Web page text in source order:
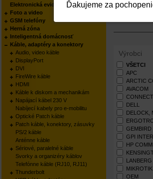
Výrobci
VŠETCI
APC
ARCTIC
AVACOM
DELL
DELOCK,
GEMBIRD
GPI
HP
LANBERG
MIKROTIK
OEM
Elektronická evidencia tržieb
Foto a video
GSM telefóny
Herná zóna
Inteligentná domácnosť
Káble, adaptéry a konektory
Audio, video káble
DisplayPort
DVI
FireWire káble
HDMI
Káble k diskom a mechanikám
Napájací kábel 230 V
Nabíjecí kabely pro e-mobilitu
Optické Patch káble
Patch káble, konektory, zásuvky
PS/2 káble
Anténne káble
Sériové, paralelné káble
Svorky a organizéry káblov
Telefónne káble (RJ10, RJ11)
Thunderbolt
Ďakujeme za